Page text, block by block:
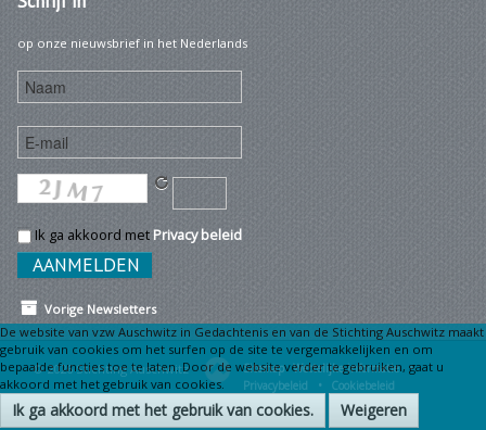
op onze nieuwsbrief in het Nederlands
Ik ga akkoord metPrivacy beleid
Vorige Newsletters
Sitemap Wettelijke informatie •
Privacybeleid •
Cookiebeleid
© 2026 Stichting Auschwitz
De website van vzw Auschwitz in Gedachtenis en van de Stichting Auschwitz maakt
gebruik van cookies om het surfen op de site te vergemakkelijken en om
bepaalde functies toe te laten. Door de website verder te gebruiken, gaat u
akkoord met het gebruik van cookies.
Ik ga akkoord met het gebruik van cookies. Weigeren